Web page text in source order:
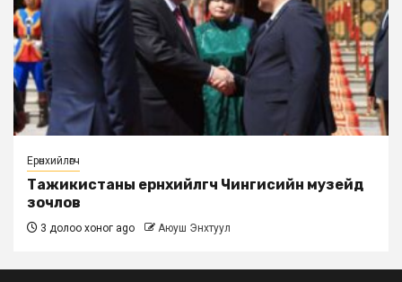
Ерөнхийлөгч
Тажикистаны ерөнхийлөгч Чингисийн музейд
зочлов
3 долоо хоног ago Аюуш Энхтуул